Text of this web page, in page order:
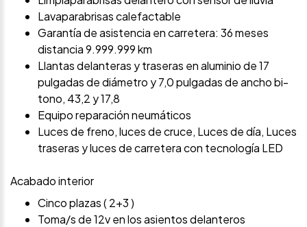
Lavaparabrisas calefactable
Garantía de asistencia en carretera: 36 meses
distancia 9.999.999 km
Llantas delanteras y traseras en aluminio de 17
pulgadas de diámetro y 7,0 pulgadas de ancho bi-
tono, 43,2 y 17,8
Equipo reparación neumáticos
Luces de freno, luces de cruce, Luces de día, Luces
traseras y luces de carretera con tecnología LED
Acabado interior
Cinco plazas ( 2+3 )
Toma/s de 12v en los asientos delanteros